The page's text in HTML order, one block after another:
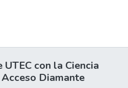
con la Ciencia
Diamante